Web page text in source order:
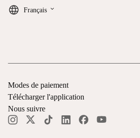
Français keyboard_arrow_down
Modes de paiement
Télécharger l'application
Nous suivre